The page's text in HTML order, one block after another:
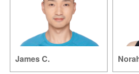
James C.